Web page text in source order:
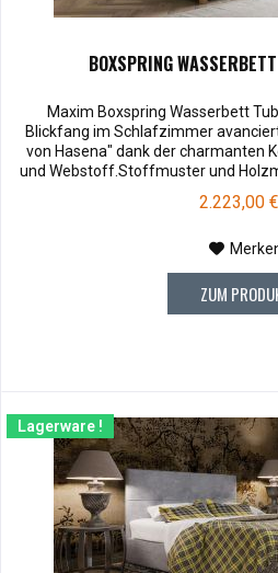
BOXSPRING
Maxim Boxspring Wasserbett
Blickfang im Schlafzimmer
von Hasena" dank der charmanten
und Webstoff.Stoffmuster und
Ihnen die 3,00 € wieder vergütet.
2.223,00
ZUM
Lagerware !